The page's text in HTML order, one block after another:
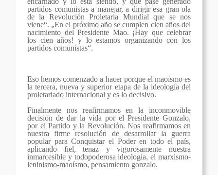
partidos comunistas a manejar, a dirigir esa gran ola
de la Revolución Proletaria Mundial que se nos
viene“. „En el próximo año se cumplen cien años del
nacimiento del Presidente Mao. ¡Hay que celebrar
los cien años! y lo estamos organizando con los
partidos comunistas“.
Eso hemos comenzado a hacer porque el maoísmo es
la tercera, nueva y superior etapa de la ideología del
proletariado internacional y es lo decisivo.
Finalmente nos reafirmamos en la inconmovible
decisión de dar la vida por el Presidente Gonzalo,
por el Partido y la Revolución. Nos reafirmamos en
nuestra firme resolución de desarrollar la guerra
popular para Conquistar el Poder en todo el país,
aplicando fiel, tenaz y vigorosamente nuestra
inmarcesible y todopoderosa ideología, el marxismo-
leninismo-maoísmo, pensamiento gonzalo.